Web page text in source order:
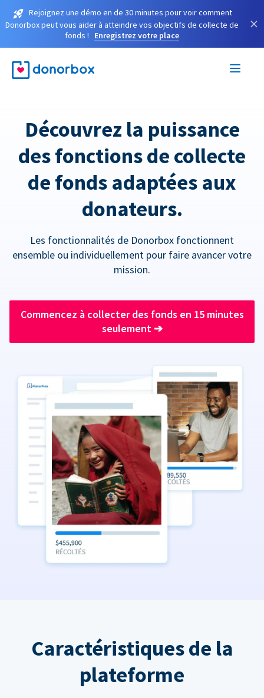
Rejoignez une démo en de 30 minutes pour voir comment
Donorbox peut vous aider à atteindre vos objectifs de collecte de
fonds !
Enregistrez votre place
×
Découvrez la puissance
des fonctions de collecte
de fonds adaptées aux
donateurs.
Les fonctionnalités de Donorbox fonctionnent
ensemble ou individuellement pour faire avancer votre
mission.
Commencez à collecter des fonds en 15 minutes
seulement ➔
Caractéristiques de la
plateforme